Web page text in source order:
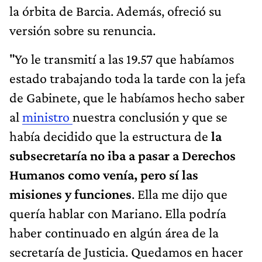
la órbita de Barcia. Además, ofreció su
versión sobre su renuncia.
"Yo le transmití a las 19.57 que habíamos
estado trabajando toda la tarde con la jefa
de Gabinete, que le habíamos hecho saber
al ministro nuestra conclusión y que se
había decidido que la estructura de la
subsecretaría no iba a pasar a Derechos
Humanos como venía, pero sí las
misiones y funciones. Ella me dijo que
quería hablar con Mariano. Ella podría
haber continuado en algún área de la
secretaría de Justicia. Quedamos en hacer